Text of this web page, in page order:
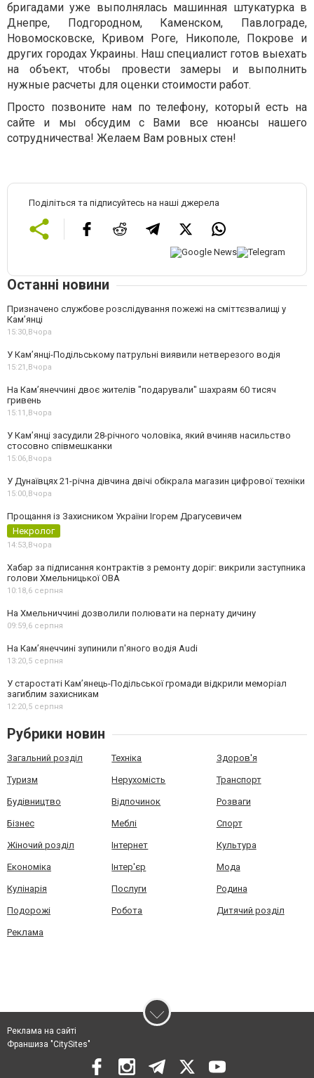
бригадами уже выполнялась машинная штукатурка в
Днепре, Подгородном, Каменском, Павлограде,
Новомосковске, Кривом Роге, Никополе, Покрове и
других городах Украины. Наш специалист готов выехать
на объект, чтобы провести замеры и выполнить
нужные расчеты для оценки стоимости работ.
Просто позвоните нам по телефону, который есть на
сайте и мы обсудим с Вами все нюансы нашего
сотрудничества! Желаем Вам ровных стен!
Поділіться та підписуйтесь на наші джерела
Останні новини
Призначено службове розслідування пожежі на сміттєзвалищі у
Кам’янці
15:30, Вчора
У Кам’янці-Подільському патрульні виявили нетверезого водія
15:21, Вчора
На Камʼянеччині двоє жителів "подарували" шахраям 60 тисяч
гривень
15:11, Вчора
У Камʼянці засудили 28-річного чоловіка, який вчиняв насильство
стосовно співмешканки
15:06, Вчора
У Дунаївцях 21-річна дівчина двічі обікрала магазин цифрової техніки
15:00, Вчора
Прощання із Захисником України Ігорем Драгусевичем
Некролог
14:53, Вчора
Хабар за підписання контрактів з ремонту доріг: викрили заступника
голови Хмельницької ОВА
10:18,6 серпня
На Хмельниччині дозволили полювати на пернату дичину
09:59,6 серпня
На Камʼянеччині зупинили п'яного водія Audi
13:20,5 серпня
У старостаті Кам’янець-Подільської громади відкрили меморіал
загиблим захисникам
12:20,5 серпня
Рубрики новин
Загальний розділ Техніка Здоров'я
Туризм Нерухомість Транспорт
Будівництво Відпочинок Розваги
Бізнес Меблі Спорт
Жіночий розділ Інтернет Культура
Економіка Інтер'єр Мода
Кулінарія Послуги Родина
Подорожі Робота Дитячий розділ
Реклама
Реклама на сайті
Франшиза "CitySites"